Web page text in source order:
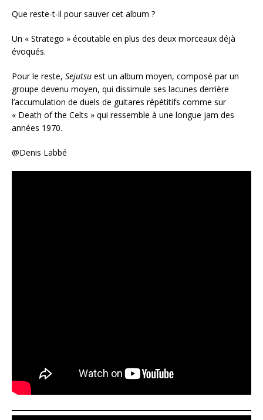
Que reste-t-il pour sauver cet album ?
Un « Stratego » écoutable en plus des deux morceaux déjà
évoqués.
Pour le reste, Sejutsu est un album moyen, composé par un
groupe devenu moyen, qui dissimule ses lacunes derrière
l’accumulation de duels de guitares répétitifs comme sur
« Death of the Celts » qui ressemble à une longue jam des
années 1970.
@Denis Labbé